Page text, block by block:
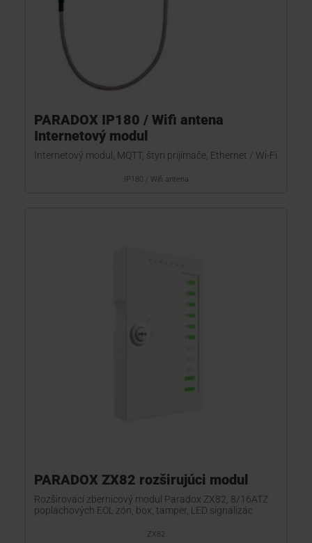
PARADOX IP180 / Wifi antena
Internetový modul
Internetový modul, MQTT, štyri prijímače, Ethernet / Wi-Fi
IP180 / Wifi antena
PARADOX ZX82 rozširujúci modul
Rozširovací zbernicový modul Paradox ZX82, 8/16ATZ
poplachových EOL zón, box, tamper, LED signalizác
ZX82